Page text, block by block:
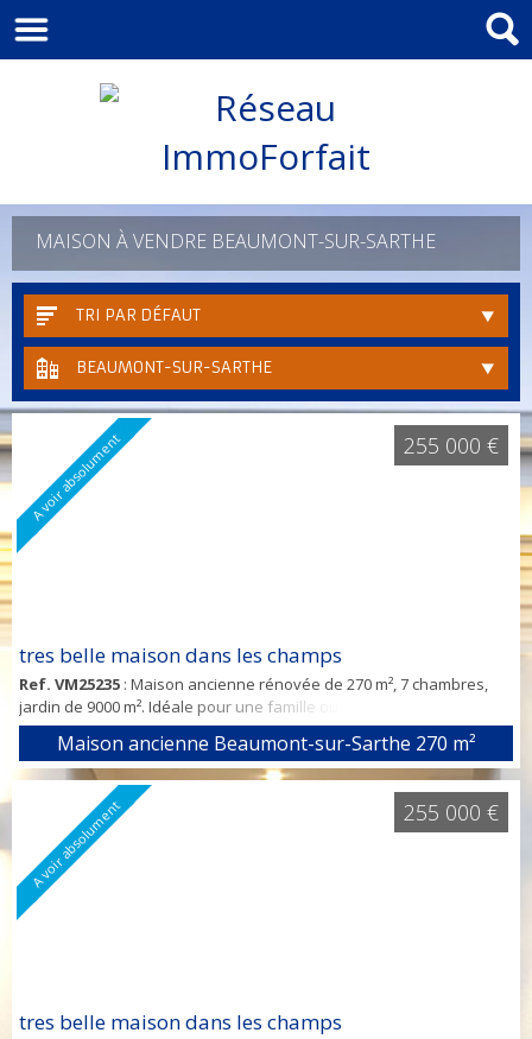
MAISON À VENDRE BEAUMONT-SUR-SARTHE
TRI PAR DÉFAUT
BEAUMONT-SUR-SARTHE
A voir absolument
tres belle maison dans les champs
Ref. VM25235 : Maison ancienne rénovée de 270 m², 7 chambres,
jardin de 9000 m². Idéale pour une famille ou chambre d'hôtes.
Petits travaux à prévoir. Commerces et école à proximité.
Maison ancienne Beaumont-sur-Sarthe 270 m²
255 000 €
A voir absolument
tres belle maison dans les champs
255 000 €